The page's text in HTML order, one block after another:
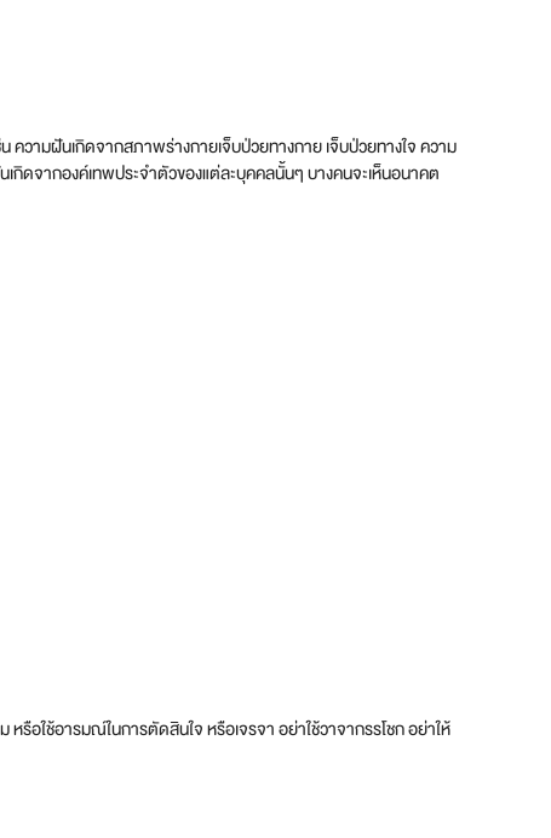
ความฝันเกิดจากสภาพร่างกายเจ็บป่วยทางกาย เจ็บป่วยทางใจ ความ
กิดจากองค์เทพประจำตัวของแต่ละบุคคลนั้นๆ บางคนจะเห็นอนาคต
อใช้อารมณ์ในการตัดสินใจ หรือเจรจา อย่าใช้วาจากรรโชก อย่าให้